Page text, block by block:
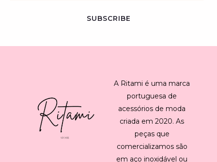
SUBSCRIBE
A Ritami é uma marca
portuguesa de
acessórios de moda
criada em 2020. As
peças que
comercializamos são
em aço inoxidável ou